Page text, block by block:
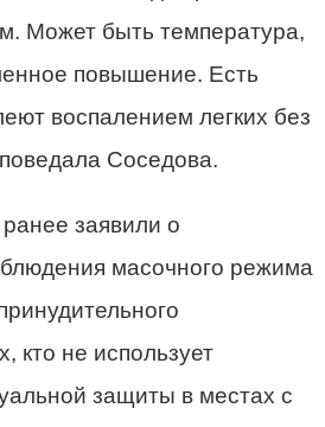
Может быть температура,
повышение. Есть
воспалением легких без
Соседова.
заявили о
масочного режима
кто не использует
защиты в местах с